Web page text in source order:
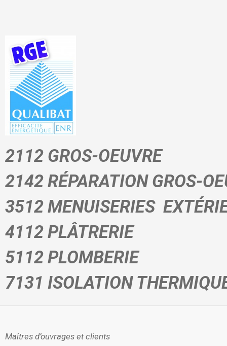
2112 GROS-OEUVRE
2142 RÉPARATION GROS-
3512 MENUISERIES
4112 PLÂTRERIE
5112 PLOMBERIE
7131 ISOLATION
Maîtres d’ouvrages et clients